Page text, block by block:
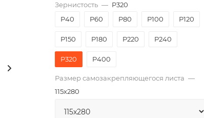
Зернистость — P320
P40
P60 P80 P100 P120
P150 P180 P220 P240
P320 P400
Размер самозакрепляющегося листа —
115х280